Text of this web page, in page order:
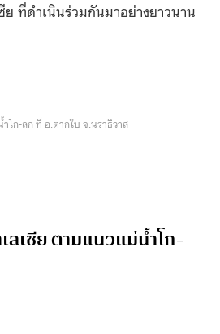
ย ที่ดำเนินร่วมกันมาอย่างยาวนาน
โก-ลก ที่ อ.ตากใบ จ.นราธิวาส
ลเซีย ตามแนวแม่น้ำโก-